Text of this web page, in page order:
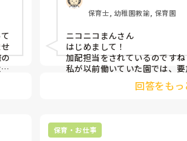
ついてていいのかなぁ‥と。
みなさんがどうされてるか知り
保育士, 幼稚園教諭, 保育園
ニコニコまんさん
はじめまして！
加配担当をされているのです
私が以前働いていた園では、
イプでしたので、そのお子様
当者がついていました。
間を少しずつ延ばして、、と、
先生じゃなくても落ち着いて過
回答をもっ
保育・お仕事